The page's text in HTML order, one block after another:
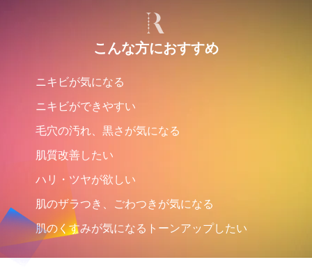
こんな方におすすめ
ニキビが気になる
ニキビができやすい
毛穴の汚れ、黒さが気になる
肌質改善したい
ハリ・ツヤが欲しい
肌のザラつき、ごわつきが気になる
肌のくすみが気になるトーンアップしたい